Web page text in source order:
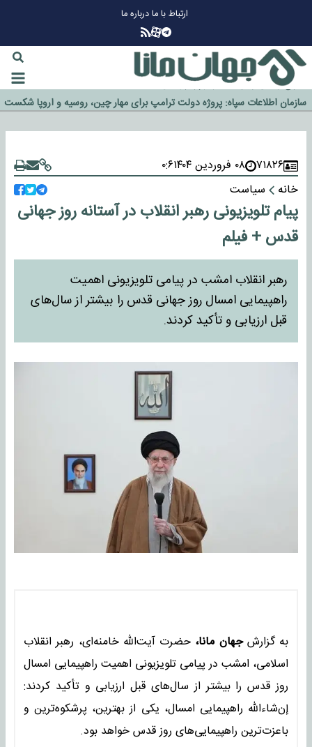
ارتباط با مادرباره ما
گزینه جدایی اوسمار روی میز مدیران پرسپولیس
آیا رئیس جمهور آمریکا قانون را دور می‌زند؟
اخراج رسمی چهره نامدار از پرسپولیس
سازمان اطلاعات سپاه: پروژه دولت ترامپ برای مهار چین، روسیه و اروپا شکست
خورد
۷۱۸۲۶ ۰۸ فروردین ۱۴۰۴
۰:۶
خانه
سیاست
پیام تلویزیونی رهبر انقلاب در آستانه روز جهانی
قدس + فیلم
رهبر انقلاب امشب در پیامی تلویزیونی اهمیت
راهپیمایی امسال روز جهانی قدس را بیشتر از سال‌های
قبل ارزیابی و تأکید کردند.
به گزارشجهان مانا، حضرت آیت‌الله خامنه‌ای، رهبر انقلاب
اسلامی، امشب در پیامی تلویزیونی اهمیت راهپیمایی امسال
روز قدس را بیشتر از سال‌های قبل ارزیابی و تأکید کردند:
إن‌شاءالله راهپیمایی امسال، یکی از بهترین، پرشکوه‌ترین و
باعزت‌ترین راهپیمایی‌های روز قدس خواهد بود.